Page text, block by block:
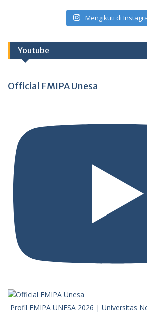
Mengikuti di
Youtube
Official FMIPA Unesa
Profil FMIPA UNESA 2026 | Universitas